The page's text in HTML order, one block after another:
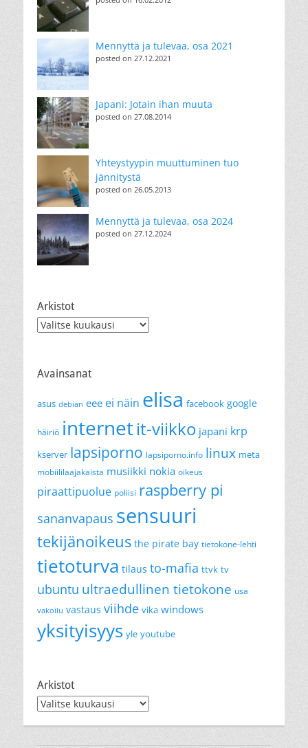
Mennyttä ja tulevaa, osa 2021
posted on 27.12.2021
Japani: Jotain ihan muuta
posted on 27.08.2014
Yhteystyypin muuttuminen tuo
jännitystä
posted on 26.05.2013
Mennyttä ja tulevaa, osa 2024
posted on 27.12.2024
Arkistot
Arkistot
Avainsanat
asus debian eee ei näin elisa facebook google
häiriö internetit-viikko japani krp
kserver lapsiporno lapsiporno.info linux meta
mobiililaajakaista musiikki nokia oikeus
piraattipuolue poliisi raspberry pi
sananvapaus sensuuri
tekijänoikeus the pirate bay tietokone-lehti
tietoturva tilaus to-mafia ttvk tv
ubuntu ultraedullinen tietokone usa
vakoilu vastaus viihde vika windows
yksityisyys yle youtube
Arkistot
Arkistot